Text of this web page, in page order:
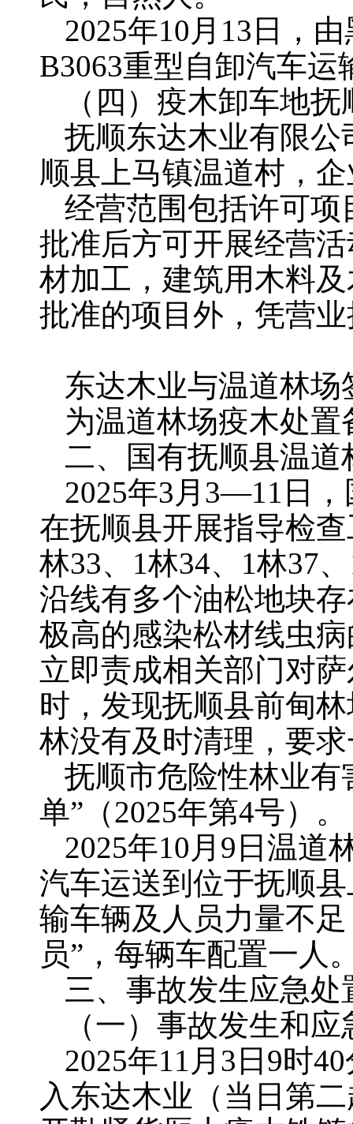
2025年10月13日，
B3063重型自卸汽车
（四）疫木卸车地
抚顺东达木业有限公
顺县上马镇温道村，
经营范围包括许可
批准后方可开展经营
材加工，建筑用木料
批准的项目外，凭营
东达木业与温道林场
为温道林场疫木处
二、国有抚顺县温
2025年3月3—11日
在抚顺县开展指导检
林33、1林34、1林37
沿线有多个油松地块
极高的感染松材线虫
立即责成相关部门对
时，发现抚顺县前甸
林没有及时清理，要
抚顺市危险性林业有
单”（2025年第4号）。
2025年10月9日温道
汽车运送到位于抚顺
输车辆及人员力量不
员”，每辆车配置一人
三、事故发生应急处
（一）事故发生和
2025年11月3日9时
入东达木业（当日第